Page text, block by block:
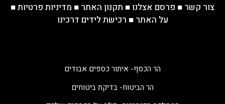
צור קשר ■ פרסם אצלנו ■ תקנון האתר ■ מדיניות פרטיות■
על האתר ■ רכישת לידים דרכינו
הר הכסף- איתור כספים אבודים
הר הביטוח- בדיקת ביטוחים